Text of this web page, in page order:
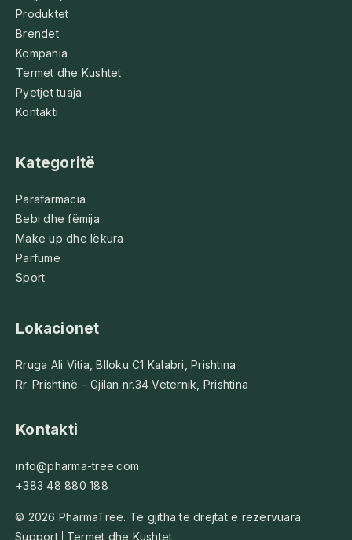
Produktet
Brendet
Kompania
Termet dhe Kushtet
Pyetjet tuaja
Kontakti
Kategoritë
Parafarmacia
Bebi dhe fëmija
Make up dhe lëkura
Parfume
Sport
Lokacionet
Rruga Ali Vitia, Blloku C1 Kalabri, Prishtina
Rr. Prishtinë – Gjilan nr.34 Veternik, Prishtina
Kontakti
info@pharma-tree.com
+383 48 880 188
© 2026 PharmaTree. Të gjitha të drejtat e rezervuara.
Support
Termet dhe Kushtet